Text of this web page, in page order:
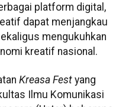
platform digital,
dapat menjangkau
mengukuhkan
kreatif nasional.
Kreasa Fest yang
Ilmu Komunikasi